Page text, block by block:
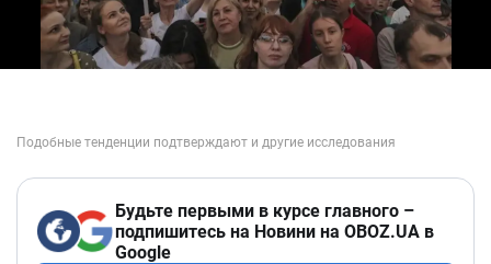
Будьте первыми в курсе главного –
подпишитесь на Новини на OBOZ.UA в
Google